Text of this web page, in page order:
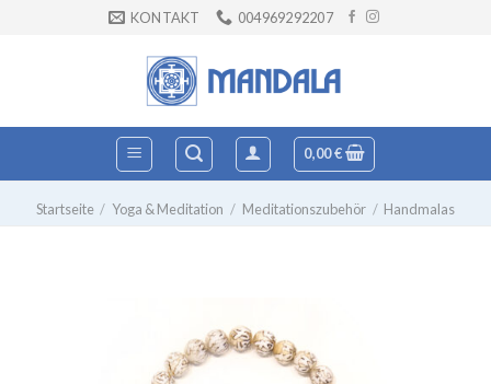
KONTAKT 004969292207
0,00€
Startseite / Yoga & Meditation / Meditationszubehör / Handmalas